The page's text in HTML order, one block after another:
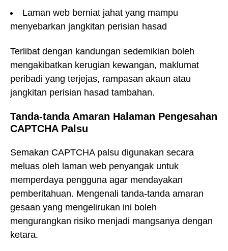
Laman web berniat jahat yang mampu
menyebarkan jangkitan perisian hasad
Terlibat dengan kandungan sedemikian boleh
mengakibatkan kerugian kewangan, maklumat
peribadi yang terjejas, rampasan akaun atau
jangkitan perisian hasad tambahan.
Tanda-tanda Amaran Halaman Pengesahan
CAPTCHA Palsu
Semakan CAPTCHA palsu digunakan secara
meluas oleh laman web penyangak untuk
memperdaya pengguna agar mendayakan
pemberitahuan. Mengenali tanda-tanda amaran
gesaan yang mengelirukan ini boleh
mengurangkan risiko menjadi mangsanya dengan
ketara.